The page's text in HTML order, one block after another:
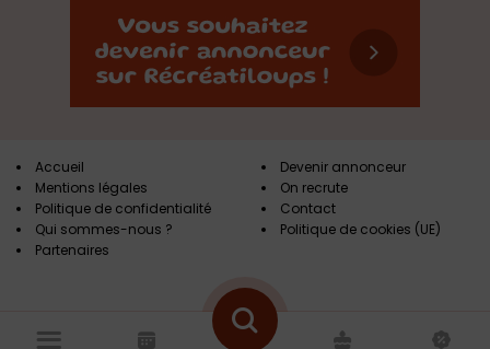
Accueil
Mentions légales
Politique de confidentialité
Qui sommes-nous ?
Partenaires
Devenir annonceur
On recrute
Contact
Politique de cookies (UE)